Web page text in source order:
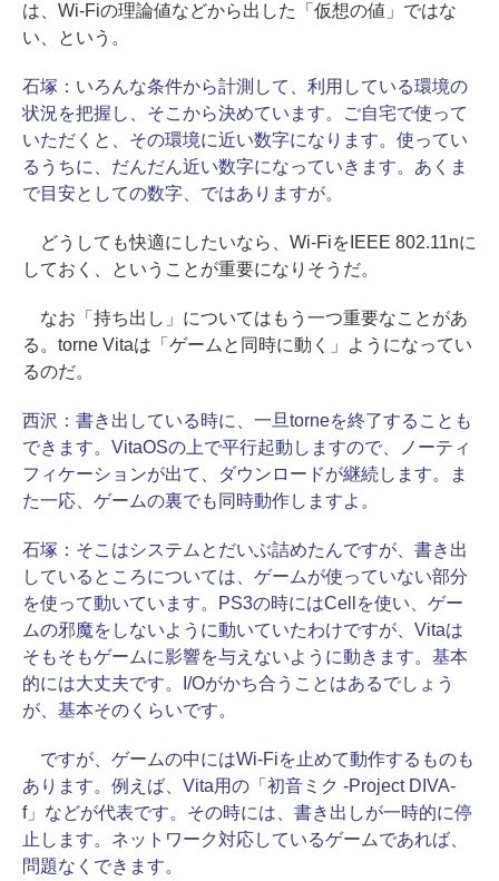
は、Wi-Fiの理論値などから出した「仮想の値」ではな
い、という。
石塚： いろんな条件から計測して、利用している環境の
状況を把握し、そこから決めています。ご自宅で使って
いただくと、その環境に近い数字になります。使ってい
るうちに、だんだん近い数字になっていきます。あくま
で目安としての数字、ではありますが。
どうしても快適にしたいなら、Wi-FiをIEEE 802.11nに
しておく、ということが重要になりそうだ。
なお「持ち出し」についてはもう一つ重要なことがあ
る。torne Vitaは「ゲームと同時に動く」ようになってい
るのだ。
西沢： 書き出している時に、一旦torneを終了することも
できます。VitaOSの上で平行起動しますので、ノーティ
フィケーションが出て、ダウンロードが継続します。ま
た一応、ゲームの裏でも同時動作しますよ。
石塚： そこはシステムとだいぶ詰めたんですが、書き出
しているところについては、ゲームが使っていない部分
を使って動いています。PS3の時にはCellを使い、ゲー
ムの邪魔をしないように動いていたわけですが、Vitaは
そもそもゲームに影響を与えないように動きます。基本
的には大丈夫です。I/Oがかち合うことはあるでしょう
が、基本そのくらいです。
ですが、ゲームの中にはWi-Fiを止めて動作するものも
あります。例えば、Vita用の「初音ミク -Project DIVA-
f」などが代表です。その時には、書き出しが一時的に停
止します。ネットワーク対応しているゲームであれば、
問題なくできます。